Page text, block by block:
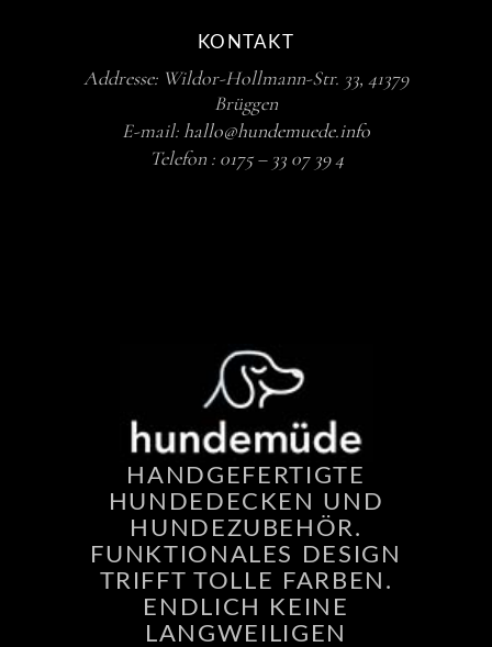
KONTAKT
Addresse: Wildor-Hollmann-Str. 33, 41379
Brüggen
E-mail:hallo@hundemuede.info
Telefon : 0175 – 33 07 39 4
HANDGEFERTIGTE
HUNDEDECKEN UND
HUNDEZUBEHÖR.
FUNKTIONALES DESIGN
TRIFFT TOLLE FARBEN.
ENDLICH KEINE
LANGWEILIGEN